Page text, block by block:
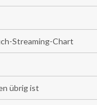
Streaming-Chart
übrig ist